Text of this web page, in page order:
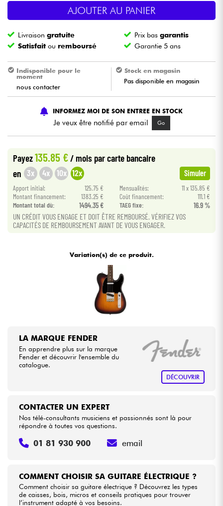
Batteries & Percu
Eveil Musical
Câbles & Access.
HiFi
Packs
Voir nos marques
AJOUTER AU PANIER
Livraisongratuite Prix basgarantis
Satisfait ou remboursé Garantie 5 ans
Indisponible pour le
moment
nous contacter
Stock en magasin
Pas disponible en magasin
INFORMEZ MOI DE SON ENTREE EN STOCK
Je veux être notifié par email Go
Payez135.85 €/ mois par carte bancaire
en 3x 4x 10x 12x Simuler
Apport initial: 125.75 € Mensualités:
11 x 135.85 €
Montant financement:
1383.25 € Coût financement:
111.1 €
Montant total dù:
1494.35 € TAEG fixe: 16.9 %
UN CRÉDIT VOUS ENGAGE ET DOIT ÊTRE REMBOURSÉ. VÉRIFIEZ VOS
CAPACITÉS DE REMBOURSEMENT AVANT DE VOUS ENGAGER.
Variation(s) de ce produit.
LA MARQUE FENDER
En apprendre plus sur la marque
Fender et découvrir l'ensemble du
catalogue.
DÉCOUVRIR
COMMENT CHOISIR SA GUITARE ÉLECTRIQUE ?
Comment choisir sa guitare électrique ? Découvrez les types
de caisses, bois, micros et conseils pratiques pour trouver
l’instrument adapté à vos besoins.
CONTACTER UN EXPERT
Nos télé-consultants musiciens et passionnés sont là pour
répondre à toutes vos questions.
01 81 930 900 email